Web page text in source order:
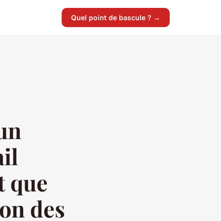
Quel point de bascule ? →
que
des